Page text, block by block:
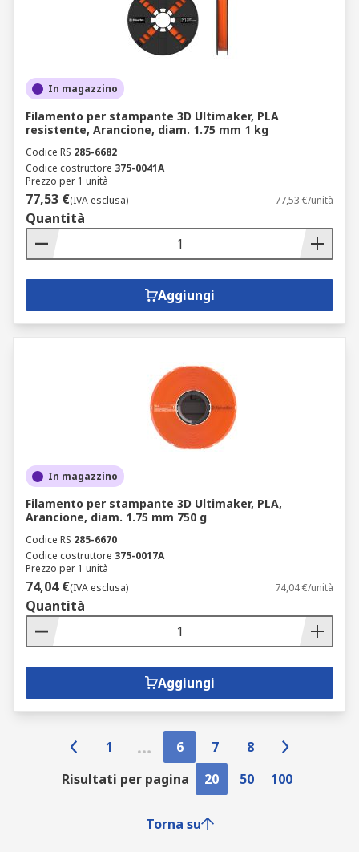
In magazzino
Filamento per stampante 3D Ultimaker, PLA
resistente, Arancione, diam. 1.75 mm 1 kg
Codice RS 285-6682
Codice costruttore 375-0041A
Prezzo per 1 unità
77,53 €(IVA esclusa) 77,53 €/unità
Quantità
Aggiungi
In magazzino
Filamento per stampante 3D Ultimaker, PLA,
Arancione, diam. 1.75 mm 750 g
Codice RS 285-6670
Codice costruttore 375-0017A
Prezzo per 1 unità
74,04 €(IVA esclusa) 74,04 €/unità
Quantità
Aggiungi
1 6 7
8
Risultati per pagina
20 50 100
Torna su